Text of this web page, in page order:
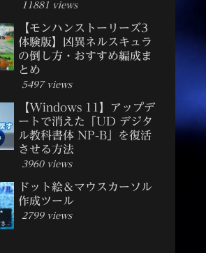
11881 views
【モンハンストーリーズ3
体験版】凶異ネルスキュラ
の倒し方・おすすめ編成ま
とめ
5497 views
【Windows 11】アップデ
ートで消えた「UD デジタ
ル教科書体 NP-B」を復活
させる方法
3960 views
ドット絵＆マウスカーソル
作成ツール
2799 views